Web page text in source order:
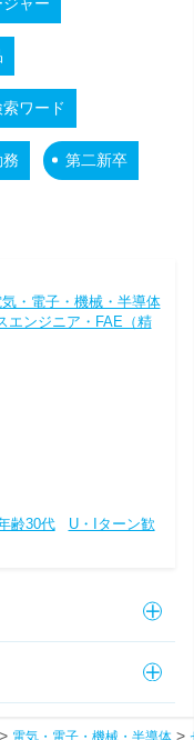
ワード
第二新卒
気・電子・機械・半導体
エンジニア・FAE（精
齢30代
U・Iターン歓
電気・電子・機械・半導体